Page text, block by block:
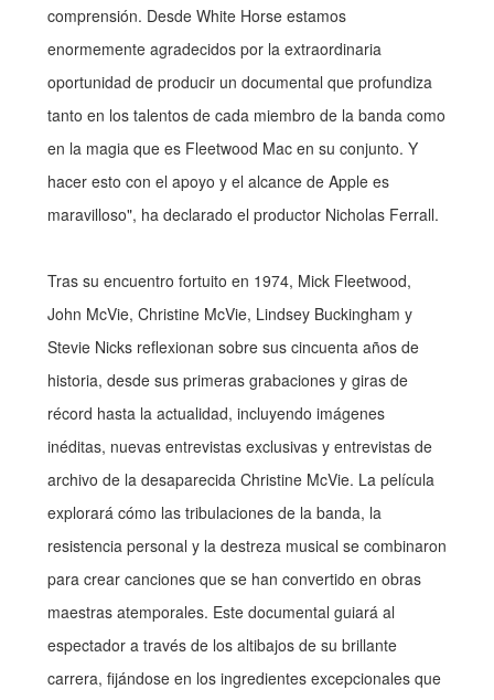
comprensión. Desde White Horse estamos
enormemente agradecidos por la extraordinaria
oportunidad de producir un documental que profundiza
tanto en los talentos de cada miembro de la banda como
en la magia que es Fleetwood Mac en su conjunto. Y
hacer esto con el apoyo y el alcance de Apple es
maravilloso", ha declarado el productor Nicholas Ferrall.
Tras su encuentro fortuito en 1974, Mick Fleetwood,
John McVie, Christine McVie, Lindsey Buckingham y
Stevie Nicks reflexionan sobre sus cincuenta años de
historia, desde sus primeras grabaciones y giras de
récord hasta la actualidad, incluyendo imágenes
inéditas, nuevas entrevistas exclusivas y entrevistas de
archivo de la desaparecida Christine McVie. La película
explorará cómo las tribulaciones de la banda, la
resistencia personal y la destreza musical se combinaron
para crear canciones que se han convertido en obras
maestras atemporales. Este documental guiará al
espectador a través de los altibajos de su brillante
carrera, fijándose en los ingredientes excepcionales que